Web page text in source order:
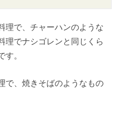
理で、チャーハンのような
理でナシゴレンと同じくら
す。
で、焼きそばのようなもの